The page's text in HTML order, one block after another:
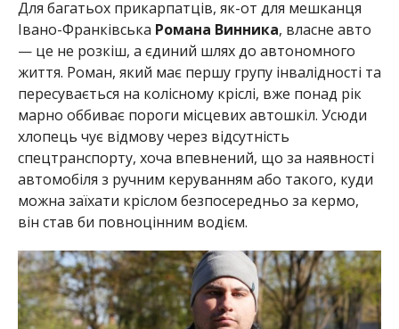
Для багатьох прикарпатців, як-от для мешканця
Івано-Франківська Романа Винника, власне авто
— це не розкіш, а єдиний шлях до автономного
життя. Роман, який має першу групу інвалідності та
пересувається на колісному кріслі, вже понад рік
марно оббиває пороги місцевих автошкіл. Усюди
хлопець чує відмову через відсутність
спецтранспорту, хоча впевнений, що за наявності
автомобіля з ручним керуванням або такого, куди
можна заїхати кріслом безпосередньо за кермо,
він став би повноцінним водієм.